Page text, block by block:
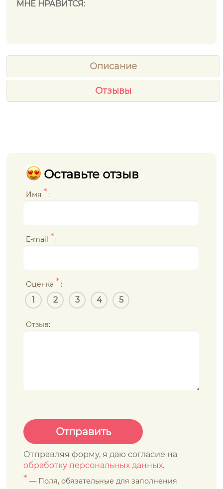
МНЕ НРАВИТСЯ:
Описание
Отзывы
Оставьте отзыв
Имя * :
E-mail * :
Оценка * :
1 2 3 4 5
Отзыв:
Отправляя форму, я даю согласие на
обработку персональных данных.
* — Поля, обязательные для заполнения